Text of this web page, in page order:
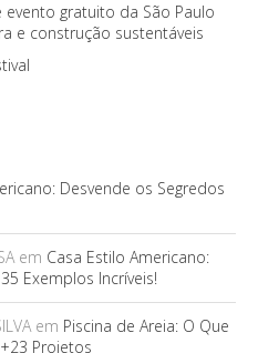
evento gratuito da São Paulo
e construção sustentáveis
Desvende os Segredos
em Casa Estilo Americano:
Exemplos Incríveis!
em Piscina de Areia: O Que
Projetos